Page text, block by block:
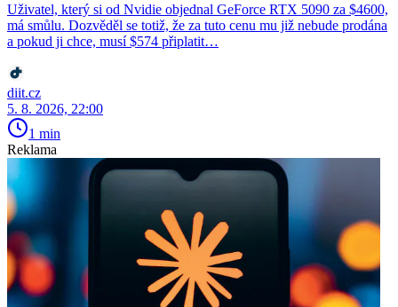
Uživatel, který si od Nvidie objednal GeForce RTX 5090 za $4600,
má smůlu. Dozvěděl se totiž, že za tuto cenu mu již nebude prodána
a pokud ji chce, musí $574 připlatit…
diit.cz
5. 8. 2026, 22:00
1 min
Reklama